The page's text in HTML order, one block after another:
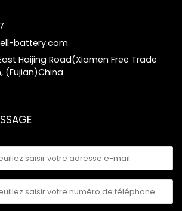
battery.com
Haijing Road(Xiamen Free Trade
(Fujian)China